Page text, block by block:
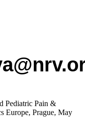
Pediatric Pain &
Europe, Prague, May